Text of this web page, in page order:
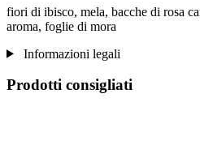
fiori di ibisco, mela, bacche di rosa
aroma, foglie di mora
Informazioni legali
Prodotti consigliati